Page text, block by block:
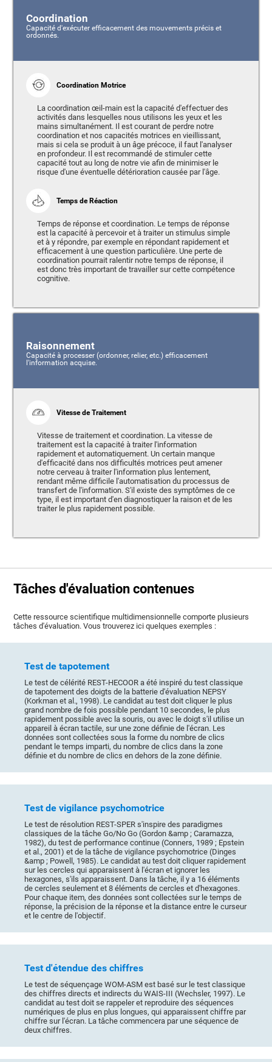
Coordination
Capacité d'exécuter efficacement des mouvements précis et
ordonnés.
Coordination Motrice
La coordination œil-main est la capacité d'effectuer des
activités dans lesquelles nous utilisons les yeux et les
mains simultanément. Il est courant de perdre notre
coordination et nos capacités motrices en vieillissant,
mais si cela se produit à un âge précoce, il faut l'analyser
en profondeur. Il est recommandé de stimuler cette
capacité tout au long de notre vie afin de minimiser le
risque d'une éventuelle détérioration causée par l'âge.
Temps de Réaction
Temps de réponse et coordination. Le temps de réponse
est la capacité à percevoir et à traiter un stimulus simple
et à y répondre, par exemple en répondant rapidement et
efficacement à une question particulière. Une perte de
coordination pourrait ralentir notre temps de réponse, il
est donc très important de travailler sur cette compétence
cognitive.
Raisonnement
Capacité à processer (ordonner, relier, etc.) efficacement
l'information acquise.
Vitesse de Traitement
Vitesse de traitement et coordination. La vitesse de
traitement est la capacité à traiter l'information
rapidement et automatiquement. Un certain manque
d'efficacité dans nos difficultés motrices peut amener
notre cerveau à traiter l'information plus lentement,
rendant même difficile l'automatisation du processus de
transfert de l'information. S'il existe des symptômes de ce
type, il est important d'en diagnostiquer la raison et de les
traiter le plus rapidement possible.
Tâches d'évaluation contenues
Cette ressource scientifique multidimensionnelle comporte plusieurs
tâches d'évaluation. Vous trouverez ici quelques exemples :
Test de tapotement
Le test de célérité REST-HECOOR a été inspiré du test classique
de tapotement des doigts de la batterie d'évaluation NEPSY
(Korkman et al., 1998). Le candidat au test doit cliquer le plus
grand nombre de fois possible pendant 10 secondes, le plus
rapidement possible avec la souris, ou avec le doigt s'il utilise un
appareil à écran tactile, sur une zone définie de l'écran. Les
données sont collectées sous la forme du nombre de clics
pendant le temps imparti, du nombre de clics dans la zone
définie et du nombre de clics en dehors de la zone définie.
Test de vigilance psychomotrice
Le test de résolution REST-SPER s'inspire des paradigmes
classiques de la tâche Go/No Go (Gordon &amp ; Caramazza,
1982), du test de performance continue (Conners, 1989 ; Epstein
et al., 2001) et de la tâche de vigilance psychomotrice (Dinges
&amp ; Powell, 1985). Le candidat au test doit cliquer rapidement
sur les cercles qui apparaissent à l'écran et ignorer les
hexagones, s'ils apparaissent. Dans la tâche, il y a 16 éléments
de cercles seulement et 8 éléments de cercles et d'hexagones.
Pour chaque item, des données sont collectées sur le temps de
réponse, la précision de la réponse et la distance entre le curseur
et le centre de l'objectif.
Test d'étendue des chiffres
Le test de séquençage WOM-ASM est basé sur le test classique
des chiffres directs et indirects du WAIS-III (Wechsler, 1997). Le
candidat au test doit se rappeler et reproduire des séquences
numériques de plus en plus longues, qui apparaissent chiffre par
chiffre sur l'écran. La tâche commencera par une séquence de
deux chiffres.